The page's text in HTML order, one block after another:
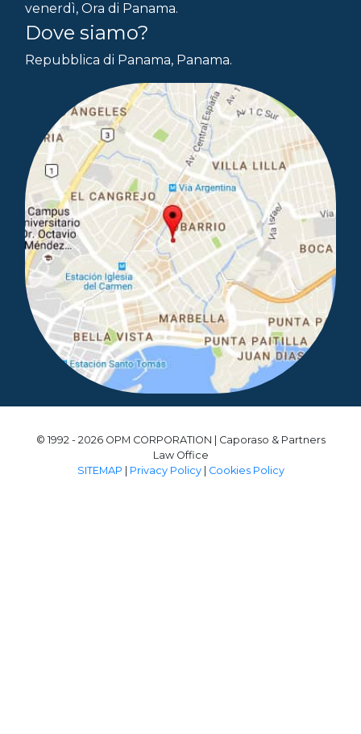
venerdì, Ora di Panama.
Dove siamo?
Repubblica di Panama, Panama.
© 1992 - 2026 OPM CORPORATION | Caporaso & Partners
Law Office
SITEMAP | Privacy Policy| Cookies Policy